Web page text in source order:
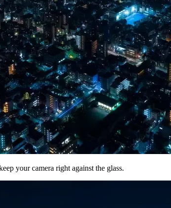
your camera right against the glass.